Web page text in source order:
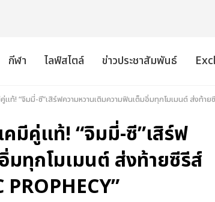
กีฬา ไลฟ์สไตล์ ข่าวประชาสัมพันธ์
ท้! “จิมมี่-ซี”เสิร์ฟความหวานเติมความฟินเต็มอิ่มทุกโมเมนต์ ส่งท้า
มีคู่แท้! “จิมมี่-ซี”เสิร์ฟ
มทุกโมเมนต์ ส่งท้ายซีรีส์